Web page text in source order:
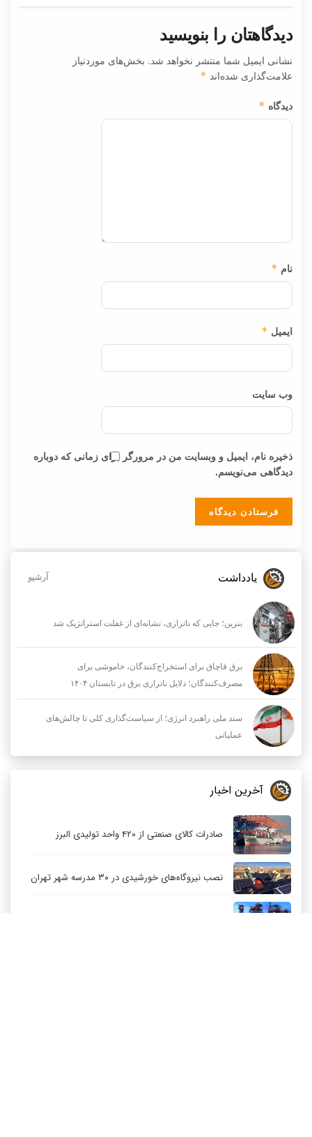
دیدگاهتان را بنویسید
نشانی ایمیل شما منتشر نخواهد شد. بخش‌های موردنیاز
علامت‌گذاری شده‌اند *
دیدگاه *
نام *
ایمیل *
وب‌ سایت
ذخیره نام، ایمیل و وبسایت من در مرورگر برای زمانی که دوباره
دیدگاهی می‌نویسم.
یادداشت آرشیو
بنزین؛ جایی که ناترازی، نشانه‌ای از غفلت استراتژیک شد
برق قاچاق برای استخراج‌کنندگان، خاموشی برای
مصرف‌کنندگان؛ دلایل ناترازی برق در تابستان ۱۴۰۴
سند ملی راهبرد انرژی؛ از سیاست‌گذاری کلی تا چالش‌های
عملیاتی
آخرین اخبار
صادرات کالای صنعتی از ۴۲۰ واحد تولیدی البرز
نصب نیروگاه‌های خورشیدی در ۳۰ مدرسه شهر تهران